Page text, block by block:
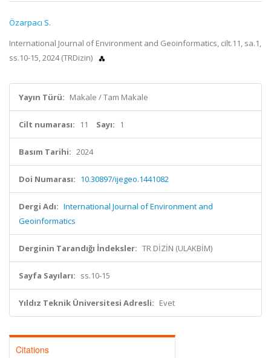
Özarpacı S.
International Journal of Environment and Geoinformatics, cilt.11, sa.1,
ss.10-15, 2024 (TRDizin)
Yayın Türü: Makale / Tam Makale
Cilt numarası: 11 Sayı: 1
Basım Tarihi: 2024
Doi Numarası: 10.30897/ijegeo.1441082
Dergi Adı: International Journal of Environment and
Geoinformatics
Derginin Tarandığı İndeksler: TR DİZİN (ULAKBİM)
Sayfa Sayıları: ss.10-15
Yıldız Teknik Üniversitesi Adresli: Evet
Citations